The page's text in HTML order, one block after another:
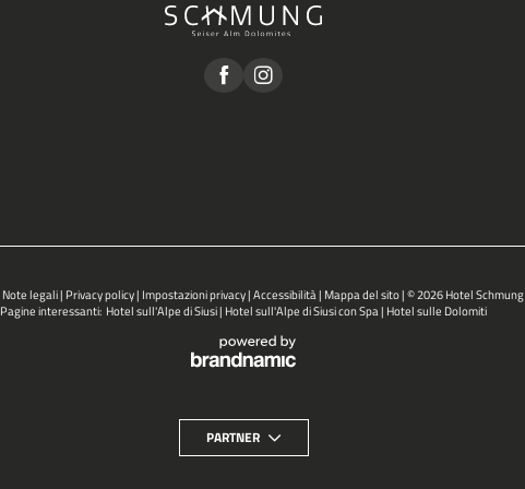
Note legali| Privacy policy| Impostazioni privacy|Accessibilità| Mappa del sito|© 2026 Hotel Schmung
Pagine interessanti: Hotel sull'Alpe di Siusi| Hotel sull'Alpe di Siusi con Spa| Hotel sulle Dolomiti
PARTNER